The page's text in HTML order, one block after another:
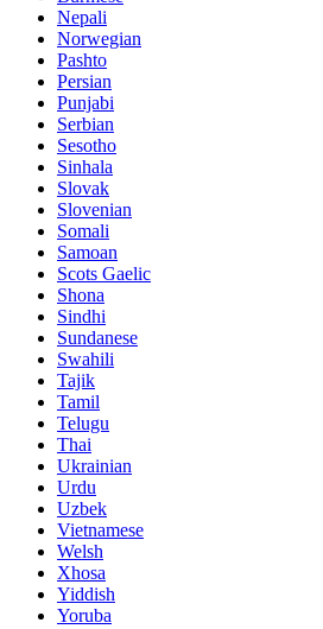
Nepali
Norwegian
Pashto
Persian
Punjabi
Serbian
Sesotho
Sinhala
Slovak
Slovenian
Somali
Samoan
Scots Gaelic
Shona
Sindhi
Sundanese
Swahili
Tajik
Tamil
Telugu
Thai
Ukrainian
Urdu
Uzbek
Vietnamese
Welsh
Xhosa
Yiddish
Yoruba